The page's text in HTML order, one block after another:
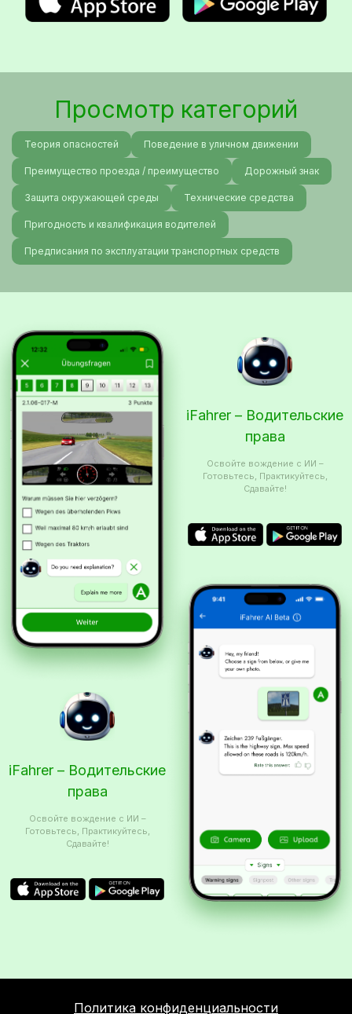
Просмотр категорий
Теория опасностей Поведение в уличном движении
Преимущество проезда / преимущество Дорожный знак
Защита окружающей среды Технические средства
Пригодность и квалификация водителей
Предписания по эксплуатации транспортных средств
iFahrer – Водительские
права
Освойте вождение с ИИ –
Готовьтесь, Практикуйтесь,
Сдавайте!
iFahrer – Водительские
права
Освойте вождение с ИИ –
Готовьтесь, Практикуйтесь,
Сдавайте!
Политика конфиденциальности